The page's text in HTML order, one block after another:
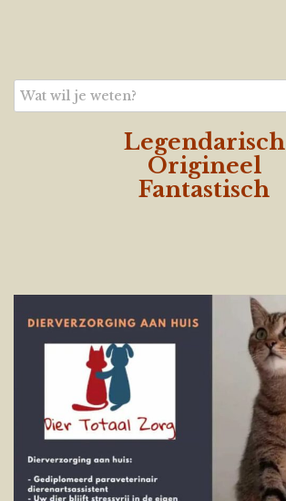
Zoeken
Legendarisch
Origineel
Fantastisch